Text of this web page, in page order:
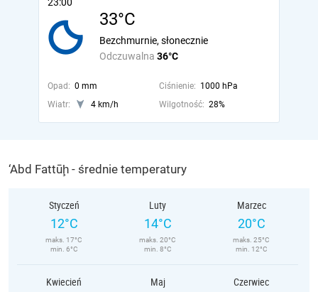
33°C
Odczuwalna 36°C
Bezchmurnie, słonecznie
Opad: 0 mm Ciśnienie: 1000 hPa
Wiatr:
4 km/h Wilgotność: 28%
‘Abd Fattūḩ - średnie temperatury
Styczeń
12°C
maks. 17°C
min. 6°C
Luty
14°C
maks. 20°C
min. 8°C
Marzec
20°C
maks. 25°C
min. 12°C
Kwiecień Maj Czerwiec